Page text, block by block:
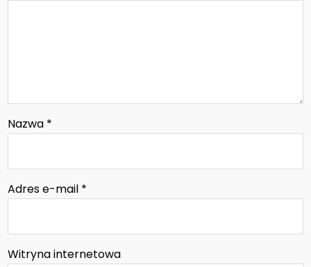
Nazwa *
Adres e-mail *
Witryna internetowa